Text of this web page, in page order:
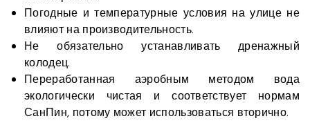
Погодные и температурные условия на улице не
влияют на производительность.
Не обязательно устанавливать дренажный
колодец.
Переработанная аэробным методом вода
экологически чистая и соответствует нормам
СанПин, потому может использоваться вторично.